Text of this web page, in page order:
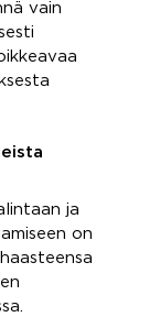
vain
ja
on